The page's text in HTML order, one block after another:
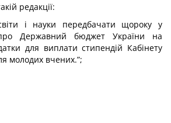
редакції:
і науки передбачати щороку у
Державний бюджет України на
для виплати стипендій Кабінету
молодих вчених.”;